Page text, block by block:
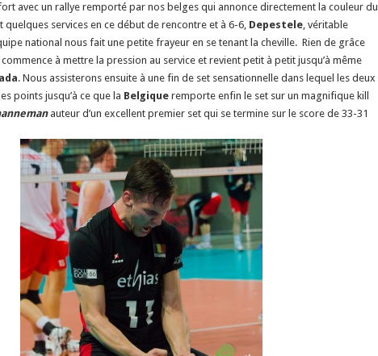
avec un rallye remporté par nos belges qui annonce directement la couleur du
quelques services en ce début de rencontre et à 6-6, Depestele, véritable
national nous fait une petite frayeur en se tenant la cheville. Rien de grâce
à mettre la pression au service et revient petit à petit jusqu’à même
. Nous assisterons ensuite à une fin de set sensationnelle dans lequel les deux
points jusqu’à ce que la Belgiqueremporte enfin le set sur un magnifique kill
auteur d’un excellent premier set qui se termine sur le score de 33-31